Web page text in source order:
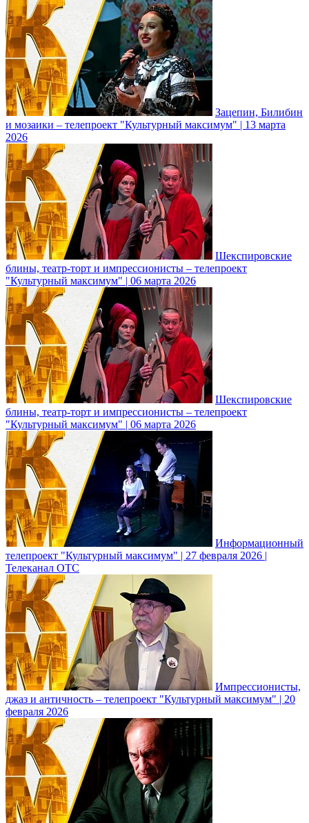
Зацепин, Билибин
и мозаики – телепроект "Культурный максимум" | 13 марта
2026
Шекспировские
блины, театр-торт и импрессионисты – телепроект
"Культурный максимум" | 06 марта 2026
Шекспировские
блины, театр-торт и импрессионисты – телепроект
"Культурный максимум" | 06 марта 2026
Информационный
телепроект "Культурный максимум" | 27 февраля 2026 |
Телеканал ОТС
Импрессионисты,
джаз и античность – телепроект "Культурный максимум" | 20
февраля 2026